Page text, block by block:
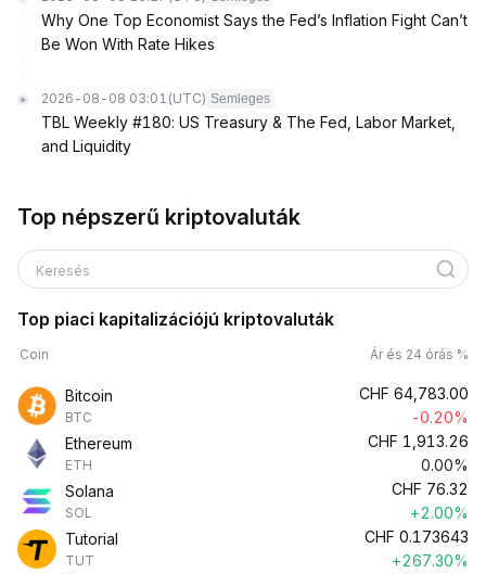
Why One Top Economist Says the Fed’s Inflation Fight Can’t
Be Won With Rate Hikes
2026-08-08 03:01 (UTC) Semleges
TBL Weekly #180: US Treasury & The Fed, Labor Market,
and Liquidity
Top népszerű kriptovaluták
Keresés
Top piaci kapitalizációjú kriptovaluták
Coin Ár és 24 órás %
Bitcoin
BTC
CHF 64,783.00
-0.20%
Ethereum
ETH
CHF 1,913.26
0.00%
Solana
SOL
CHF 76.32
+2.00%
Tutorial
TUT
CHF 0.173643
+267.30%